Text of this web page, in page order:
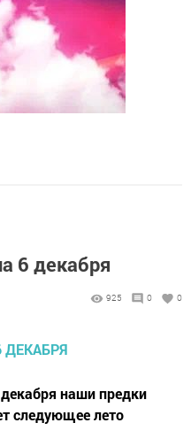
6 декабря
925 0 0
наши предки
следующее лето